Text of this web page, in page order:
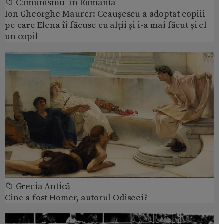
📁 Comunismul in România
Ion Gheorghe Maurer: Ceaușescu a adoptat copiii
pe care Elena îi făcuse cu alții și i-a mai făcut și el
un copil
📁 Grecia Antică
Cine a fost Homer, autorul Odiseei?